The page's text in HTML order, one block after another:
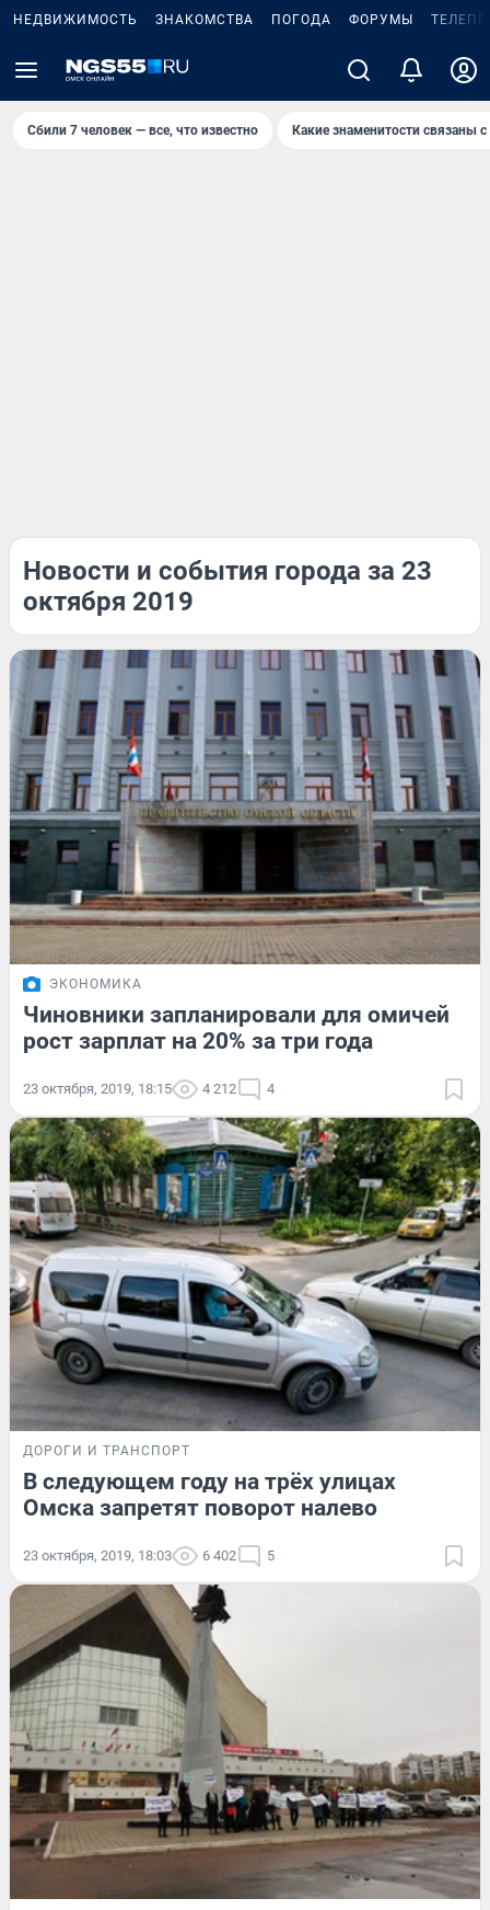
НЕДВИЖИМОСТЬ ЗНАКОМСТВА ПОГОДА ФОРУМЫ
Сбили 7 человек — все, что известно Какие знаменитости связаны
Новости и события города за 23
октября 2019
ЭКОНОМИКА
Чиновники запланировали для омичей
рост зарплат на 20% за три года
23 октября, 2019, 18:15 4 212 4
ДОРОГИ И ТРАНСПОРТ
В следующем году на трёх улицах
Омска запретят поворот налево
23 октября, 2019, 18:03 6 402 5